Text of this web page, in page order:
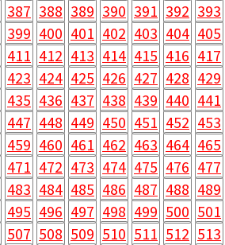
387 388 389 390 391 392 393
399 400 401 402 403 404 405
411 412 413 414 415 416 417
423 424 425 426 427 428 429
435 436 437 438 439 440 441
447 448 449 450 451 452 453
459 460 461 462 463 464 465
471 472 473 474 475 476 477
483 484 485 486 487 488 489
495 496 497 498 499 500 501
507 508 509 510 511 512 513